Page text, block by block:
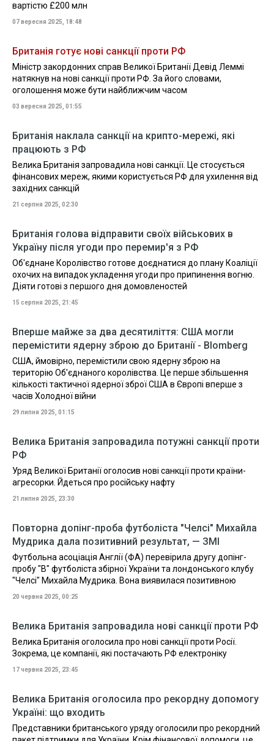
вартістю £200 млн
07 вересня 2025, 18:48
Британія готує нові санкції проти РФ
Міністр закордонних справ Великої Британії Девід Леммі
натякнув на нові санкції проти РФ. За його словами,
оголошення може бути найближчим часом
03 вересня 2025, 01:55
Британія наклала санкції на крипто-мережі, які
працюють з РФ
Велика Британія запровадила нові санкції. Це стосується
фінансових мереж, якими користується РФ для ухилення від
західних санкцій
21 серпня 2025, 02:30
Британія голова відправити своїх військових в
Україну після угоди про перемир'я з РФ
Об'єднане Королівство готове доєднатися до плану Коаліції
охочих на випадок укладення угоди про припинення вогню.
Діяти готові з першого дня домовленостей
15 серпня 2025, 21:45
Вперше майже за два десятиліття: США могли
перемістити ядерну зброю до Британії - Blomberg
США, ймовірно, перемістили свою ядерну зброю на
територію Об'єднаного королівства. Це перше збільшення
кількості тактичної ядерної зброї США в Європі вперше з
часів Холодної війни
29 липня 2025, 01:15
Велика Британія запровадила потужні санкції проти
РФ
Уряд Великої Британії оголосив нові санкції проти країни-
агресорки. Йдеться про російську нафту
21 липня 2025, 23:30
Повторна допінг-проба футболіста "Челсі" Михайла
Мудрика дала позитивний результат, — ЗМІ
Футбольна асоціація Англії (ФА) перевірила другу допінг-
пробу "В" футболіста збірної України та лондонського клубу
"Челсі" Михайла Мудрика. Вона виявилася позитивною
20 червня 2025, 00:25
Велика Британія запровадила нові санкції проти РФ
Велика Британія оголосила про нові санкції проти Росії.
Зокрема, це компанії, які постачають РФ електроніку
17 червня 2025, 23:45
Велика Британія оголосила про рекордну допомогу
Україні: що входить
Представники британського уряду оголосили про рекордний